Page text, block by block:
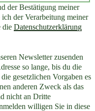
der Bestätigung meiner
der Verarbeitung meiner
die Datenschutzerklärung
Newsletter zusenden
so lange, bis du die
gesetzlichen Vorgaben es
anderen Zweck als das
nicht an Dritte
willigen Sie in diese